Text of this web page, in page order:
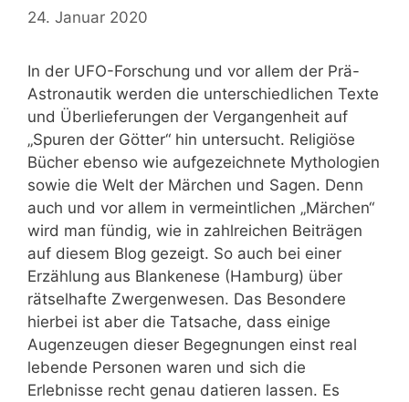
24. Januar 2020
In der UFO-Forschung und vor allem der Prä-
Astronautik werden die unterschiedlichen Texte
und Überlieferungen der Vergangenheit auf
„Spuren der Götter“ hin untersucht. Religiöse
Bücher ebenso wie aufgezeichnete Mythologien
sowie die Welt der Märchen und Sagen. Denn
auch und vor allem in vermeintlichen „Märchen“
wird man fündig, wie in zahlreichen Beiträgen
auf diesem Blog gezeigt. So auch bei einer
Erzählung aus Blankenese (Hamburg) über
rätselhafte Zwergenwesen. Das Besondere
hierbei ist aber die Tatsache, dass einige
Augenzeugen dieser Begegnungen einst real
lebende Personen waren und sich die
Erlebnisse recht genau datieren lassen. Es